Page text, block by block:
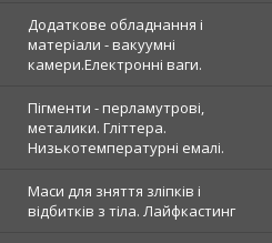
Додаткове обладнання і
матеріали - вакуумні
камери.Електронні ваги.
Пігменти - перламутрові,
металики. Гліттера.
Низькотемпературні емалі.
Маси для зняття зліпків і
відбитків з тіла. Лайфкастинг